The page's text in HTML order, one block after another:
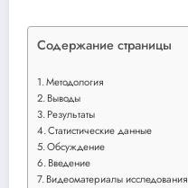
Содержание страницы
Методология
Выводы
Результаты
Статистические данные
Обсуждение
Введение
Видеоматериалы исследования